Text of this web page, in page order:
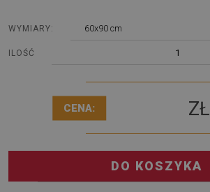
WYMIARY: 60x90 cm
ILOŚĆ 1
CENA: ZŁ
DO KOSZYKA